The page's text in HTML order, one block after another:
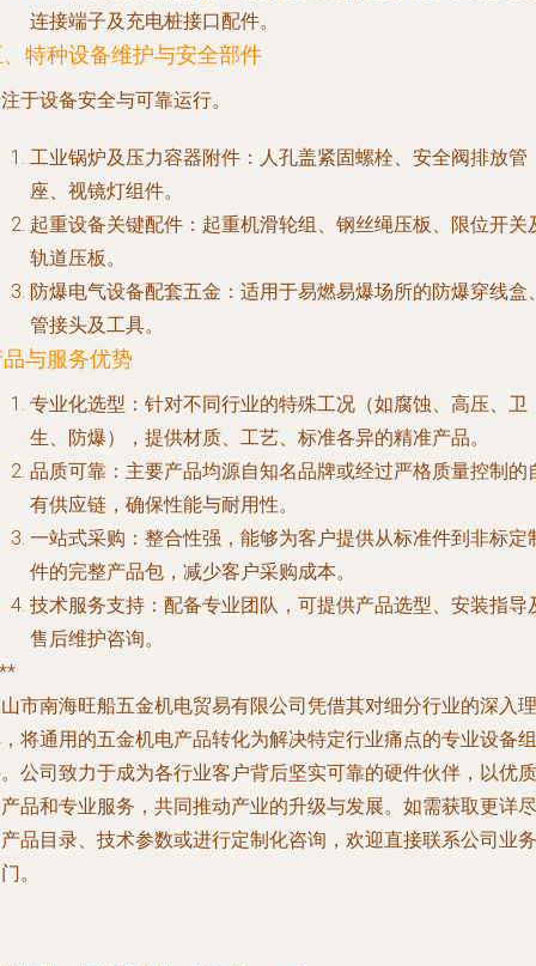
连接端子及充电桩接口配件。
特种设备维护与安全部件
于设备安全与可靠运行。
工业锅炉及压力容器附件 ：人孔盖紧固螺栓、安全阀排放管
座、视镜灯组件。
起重设备关键配件 ：起重机滑轮组、钢丝绳压板、限位开关
轨道压板。
防爆电气设备配套五金 ：适用于易燃易爆场所的防爆穿线盒
管接头及工具。
与服务优势
专业化选型 ：针对不同行业的特殊工况（如腐蚀、高压、卫
生、防爆），提供材质、工艺、标准各异的精准产品。
品质可靠 ：主要产品均源自知名品牌或经过严格质量控制的
有供应链，确保性能与耐用性。
一站式采购 ：整合性强，能够为客户提供从标准件到非标定
件的完整产品包，减少客户采购成本。
技术服务支持 ：配备专业团队，可提供产品选型、安装指导
售后维护咨询。
市南海旺船五金机电贸易有限公司凭借其对细分行业的深入理
将通用的五金机电产品转化为解决特定行业痛点的专业设备组
公司致力于成为各行业客户背后坚实可靠的硬件伙伴，以优质
品和专业服务，共同推动产业的升级与发展。如需获取更详尽
品目录、技术参数或进行定制化咨询，欢迎直接联系公司业务
。